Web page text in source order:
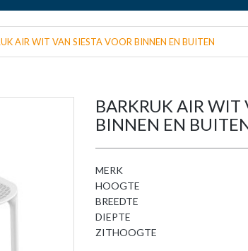
AIR WIT VAN SIESTA VOOR BINNEN EN BUITEN
BARKRUK AIR WIT
BINNEN EN
MERK
HOOGTE
BREEDTE
DIEPTE
ZITHOOGTE